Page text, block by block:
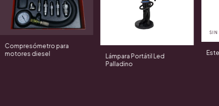
Compresómetro para
motores diesel
Lámpara Portátil Led
Palladino
SIN